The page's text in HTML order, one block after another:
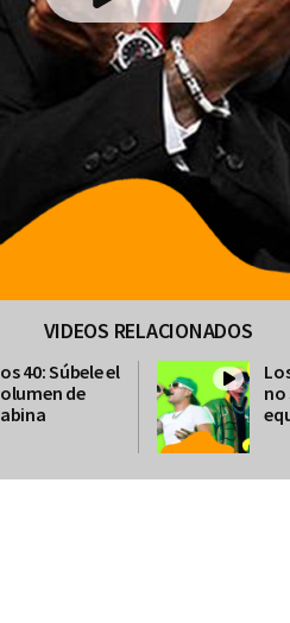
VIDEOS RELACIONADOS
40: Súbele el
de
no